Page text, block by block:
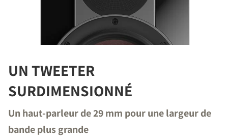
UN TWEETER
SURDIMENSIONNÉ
Un haut-parleur de 29 mm pour une largeur de
bande plus grande